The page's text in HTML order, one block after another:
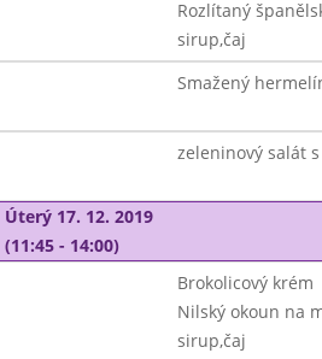
Rozlítaný
sirup,čaj
Smažený
zeleninový salát
Úterý 17. 12. 2019
(11:45 - 14:00)
Brokolicový krém
Nilský okoun na
sirup,čaj